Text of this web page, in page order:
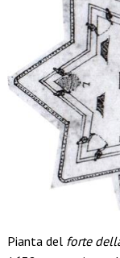
Pianta del forte